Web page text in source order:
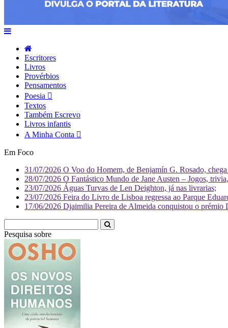
Escritores
Livros
Provérbios
Pensamentos
Poesia
Textos
Também Escrevo
Livros infantis
A Minha Conta
Em Foco
31/07/2026 O Voo do Homem, de Benjamín G. Rosado,
28/07/2026 O Fantástico Mundo de Jane Austen – Jogos,
23/07/2026 Águas Turvas de Len Deighton, já nas livrarias;
23/07/2026 Feira do Livro de Lisboa regressa ao Parque
17/06/2026 Djaimilia Pereira de Almeida conquistou o
Pesquisa sobre